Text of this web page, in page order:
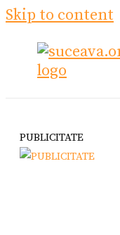
Skip to content
PUBLICITATE